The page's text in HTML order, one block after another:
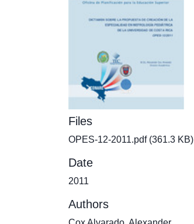
Files
OPES-12-2011.pdf(361.3 KB)
Date
2011
Authors